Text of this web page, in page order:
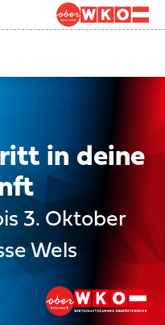
in deine
3. Oktober
Wels